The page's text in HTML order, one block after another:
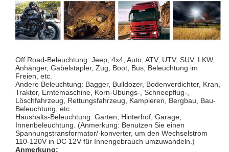
Off Road-Beleuchtung: Jeep, 4x4, Auto, ATV, UTV, SUV, LKW,
Anhänger, Gabelstapler, Zug, Boot, Bus, Beleuchtung im
Freien, etc.
Andere Beleuchtung: Bagger, Bulldozer, Bodenverdichter, Kran,
Traktor, Erntemaschine, Korn-Übungs-, Schneepflug-,
Löschfahrzeug, Rettungsfahrzeug, Kampieren, Bergbau, Bau-
Beleuchtung, etc.
Haushalts-Beleuchtung: Garten, Hinterhof, Garage,
Innenbeleuchtung. (Anmerkung: Benutzen Sie einen
Spannungstransformator/-konverter, um den Wechselstrom
110-120V in DC 12V für Innengebrauch umzuwandeln.)
Anmerkung: